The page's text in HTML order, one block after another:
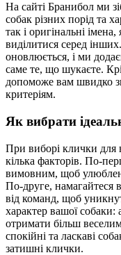
На сайті Бранибол ми
собак різних порід та
так і оригінальні
виділитися серед
оновлюється, і ми
саме те, що шукаєте.
допоможе вам швидко
критеріям.
Як вибрати
При виборі клички для
кілька факторів. По-
вимовним, щоб
По-друге, намагайтеся
від команд, щоб
характер вашої собаки:
отримати більш
спокійні та ласкаві
затишні клички.